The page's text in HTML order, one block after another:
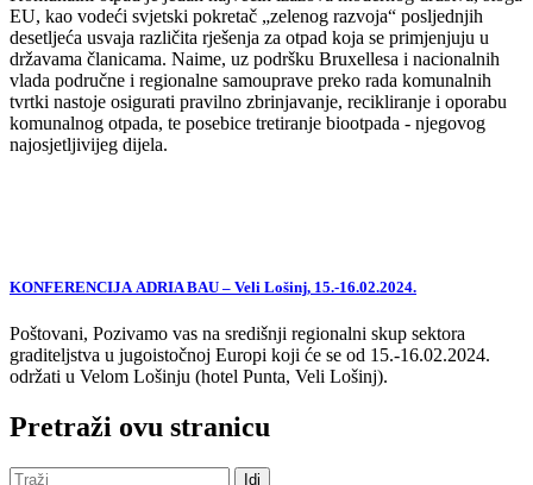
EU, kao vodeći svjetski pokretač „zelenog razvoja“ posljednjih
desetljeća usvaja različita rješenja za otpad koja se primjenjuju u
državama članicama. Naime, uz podršku Bruxellesa i nacionalnih
vlada područne i regionalne samouprave preko rada komunalnih
tvrtki nastoje osigurati pravilno zbrinjavanje, recikliranje i oporabu
komunalnog otpada, te posebice tretiranje biootpada - njegovog
najosjetljivijeg dijela.
KONFERENCIJA ADRIA BAU – Veli Lošinj, 15.-16.02.2024.
Poštovani, Pozivamo vas na središnji regionalni skup sektora
graditeljstva u jugoistočnoj Europi koji će se od 15.-16.02.2024.
održati u Velom Lošinju (hotel Punta, Veli Lošinj).
Pretraži ovu stranicu